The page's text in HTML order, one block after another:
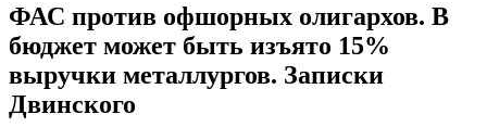
ФАС против офшорных олигархов. В
бюджет может быть изъято 15%
выручки металлургов. Записки
Двинского